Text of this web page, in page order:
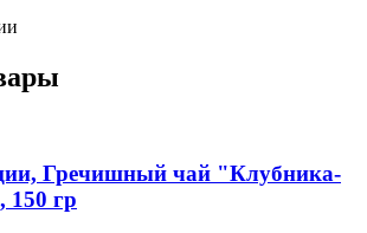
Гречишный чай "Клубника-
150 гр